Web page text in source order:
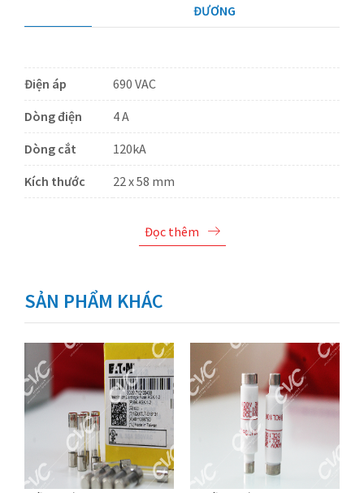
ĐƯƠNG
Điện áp
690 VAC
Dòng điện
4 A
Dòng cắt
120kA
Kích thước
22 x 58 mm
Đọc thêm
SẢN PHẨM KHÁC